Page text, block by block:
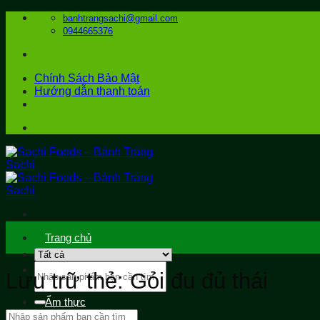
dung
banhtrangsachi@gmail.com
0944665376
Chính Sách Bảo Mật
Hướng dẫn thanh toán
kiếm:
Trang chủ
Sản phẩm
Ẩm thực
Lưu trữ thẻ:Gỏi đu đủ thái